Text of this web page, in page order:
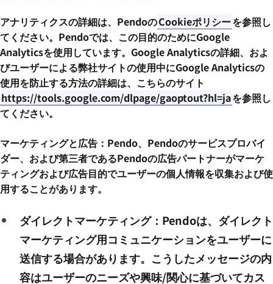
アナリティクスの詳細は、PendoのCookieポリシーを参照し
てください。Pendoでは、この目的のためにGoogle
Analyticsを使用しています。Google Analyticsの詳細、およ
びユーザーによる弊社サイトの使用中にGoogle Analyticsの
使用を防止する方法の詳細は、こちらのサイト
https://tools.google.com/dlpage/gaoptout?hl=jaを参照し
てください。
マーケティングと広告：Pendo、Pendoのサービスプロバイ
ダー、および第三者であるPendoの広告パートナーがマーケ
ティングおよび広告目的でユーザーの個人情報を収集および使
用することがあります。
ダイレクトマーケティング：Pendoは、ダイレクト
マーケティング用コミュニケーションをユーザーに
送信する場合があります。こうしたメッセージの内
容はユーザーのニーズや興味/関心に基づいてカス